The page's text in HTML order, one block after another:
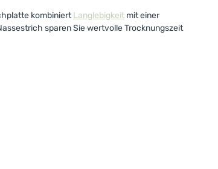
kombiniertLanglebigkeit mit einer
sparen Sie wertvolle Trocknungszeit